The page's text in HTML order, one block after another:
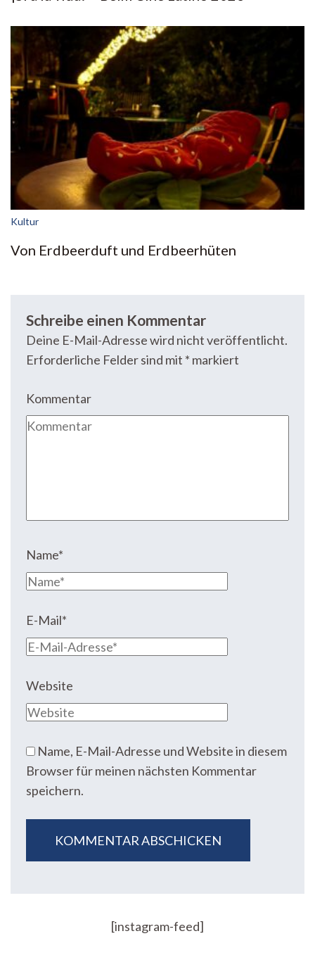
Kultur
Von Erdbeerduft und Erdbeerhüten
Schreibe einen Kommentar
Deine E-Mail-Adresse wird nicht veröffentlicht.
Erforderliche Felder sind mit * markiert
Kommentar
Name*
E-Mail*
Website
Name, E-Mail-Adresse und Website in diesem
Browser für meinen nächsten Kommentar
speichern.
[instagram-feed]